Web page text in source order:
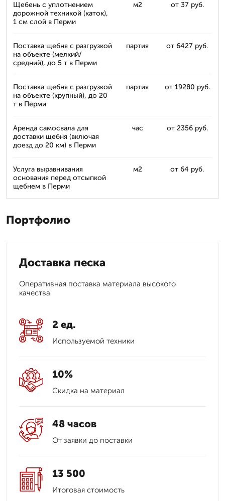
Щебень с уплотнением
дорожной техникой (каток),
1 см слой в Перми
м2 от 37 руб.
Поставка щебня с разгрузкой
на объекте (мелкий/
средний), до 5 т в Перми
партия от 6427 руб.
Поставка щебня с разгрузкой
на объекте (крупный), до 20
т в Перми
партия от 19280 руб.
Аренда самосвала для
доставки щебня (включая
доезд до 20 км) в Перми
час от 2356 руб.
Услуга выравнивания
основания перед отсыпкой
щебнем в Перми
м2 от 64 руб.
Портфолио
Доставка песка
Оперативная поставка материала высокого
качества
2 ед.
Используемой техники
10%
Скидка на материал
48 часов
От заявки до поставки
13 500
Итоговая стоимость